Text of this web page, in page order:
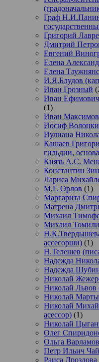
Граф
Григорий
Дмитрий
Евгений
Елена
Елена
И.Я.Блудов
Иван Грозный
Иван Ефимович
(1)
Иван
Иосиф
Иулиана
Кашаев
гильдии,
Князь А.С.
Константин
Лариса
М.Г. Орлов (1)
Маргарита
Матрена
Михаил
Михаил
ассесорши) (1)
Н.Телешев
Надежда
Надежда
Николай
Николай Львов
Николай
Николай
асессор) (1)
Николай
Олег
Ольга
Петр Ильич
Раиса Дроздова